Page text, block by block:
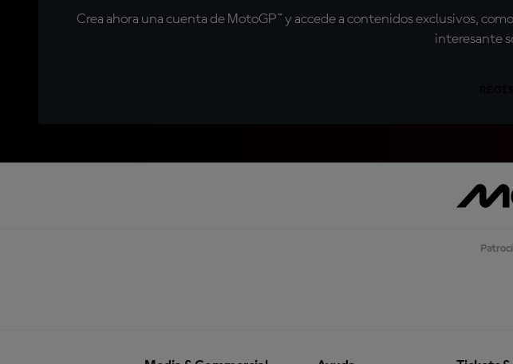
Crea ahora una cuenta de MotoGP™ y accede a contenidos exclusivos,
interesante